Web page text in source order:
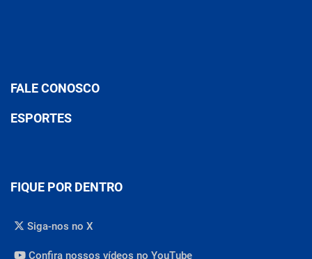
FALE CONOSCO
ESPORTES
FIQUE POR DENTRO
Siga-nos no X
Confira nossos vídeos no YouTube